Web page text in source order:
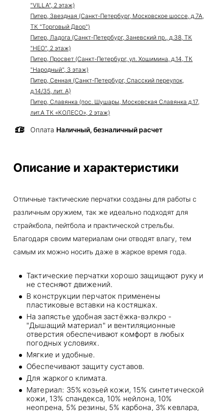
"VILLA", 2 этаж)
Питер, Звездная (Санкт-Петербург, Московское шоссе, д.7А,
ТК "Торговый Двор")
Питер, Ладога (Санкт-Петербург, Заневский пр., д.38, ТК
"НЕО", 2 этаж)
Питер, Просвет (Санкт-Петербург, ул. Хошимина, д.14, ТК
"Народный", 3 этаж)
Питер, Сенная (Санкт-Петербург, Спасский переулок,
д.14/35, лит. А)
Питер, Славянка (пос. Шушары, Московская Славянка д.17,
лит.А ТК «КОЛЕСО», 2 этаж)
Оплата Наличный, безналичный расчет
Описание и характеристики
Отличные тактические перчатки созданы для работы с
различным оружием, так же идеально подходят для
страйкбола, пейтбола и практической стрельбы.
Благодаря своим материалам они отводят влагу, тем
самым их можно носить даже в жаркое время года.
Тактические перчатки хорошо защищают руку и
не стесняют движений.
В конструкции перчаток применены
пластиковые вставки на костяшках.
На запястье удобная застёжка-вэлкро -
"Дышащий материал" и вентиляционные
отверстия обеспечивают комфорт в любых
погодных условиях.
Мягкие и удобные.
Обеспечивают защиту суставов.
Для жаркого климата.
Материал: 35% козьей кожи, 15% синтетической
кожи, 13% спандекса, 10% нейлона, 10%
неопрена, 5% резины, 5% карбона, 3% кевлара,